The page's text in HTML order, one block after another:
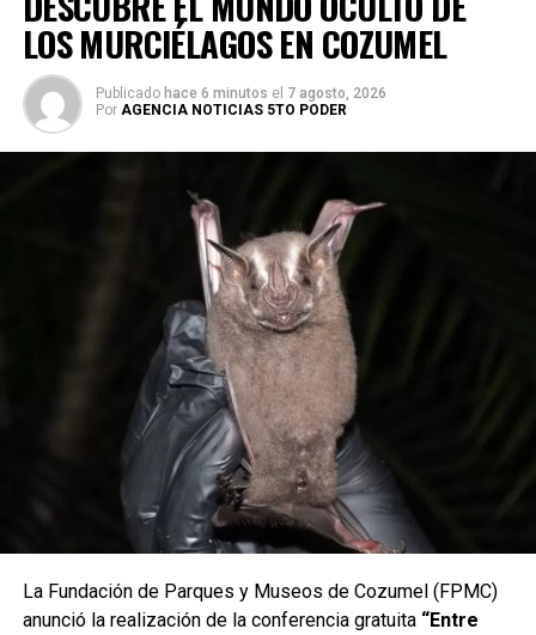
LOS MURCIÉLAGOS EN COZUMEL
Publicado hace 6 minutos el 7 agosto, 2026
Por AGENCIA NOTICIAS 5TO PODER
La Fundación de Parques y Museos de Cozumel (FPMC)
anunció la realización de la conferencia gratuita “Entre